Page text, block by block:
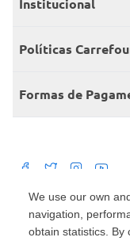
We use our own
navigation,
obtain statistics. By
Consumidor.gov
Grupo Carrefour
Produtos Carrefour
Políticas
Políticas de entregas
Políticas de trocas
Formas de
Mercado: Carrefour
nº 420, Empresarial Gato